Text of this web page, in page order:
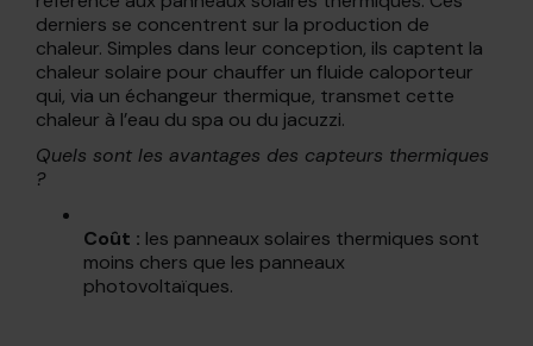
derniers se concentrent sur la production de
chaleur. Simples dans leur conception, ils captent la
chaleur solaire pour chauffer un fluide caloporteur
qui, via un échangeur thermique, transmet cette
chaleur à l’eau du spa ou du jacuzzi.
Quels sont les avantages des capteurs thermiques
?
Coût : les panneaux solaires thermiques sont
moins chers que les panneaux
photovoltaïques.